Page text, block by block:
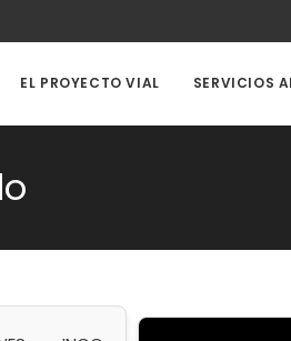
EL PROYECTO VIAL SERVICIOS